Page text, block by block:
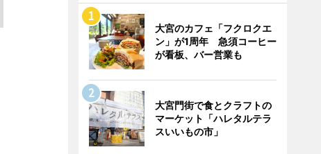
大宮のカフェ「フクロクエ
ン」が1周年 急須コーヒー
が看板、バー営業も
大宮門街で食とクラフトの
マーケット「ハレタルテラ
スいいもの市」